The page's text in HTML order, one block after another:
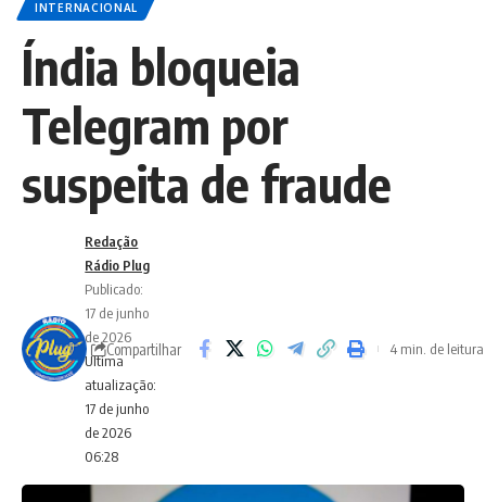
INTERNACIONAL
Índia bloqueia
Telegram por
suspeita de fraude
Ultima
atualização:
17 de junho
de 2026
06:28
Redação
Rádio Plug
Publicado:
17 de junho
de 2026
Compartilhar 4 min. de leitura